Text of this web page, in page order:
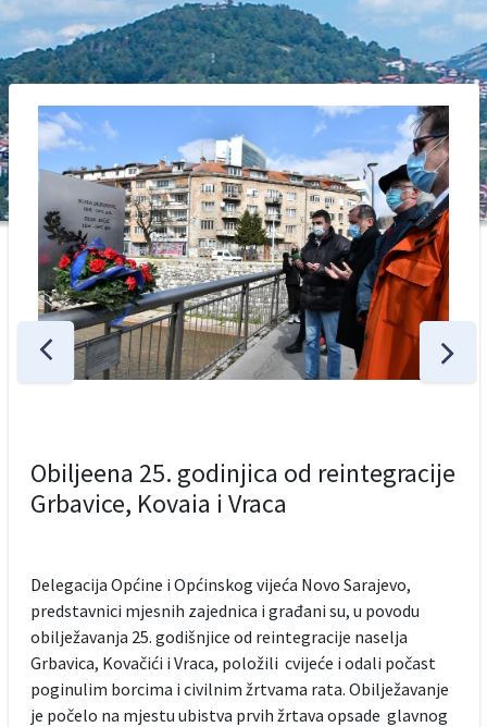
Obiljeena 25. godinjica od reintegracije
Grbavice, Kovaia i Vraca
Delegacija Općine i Općinskog vijeća Novo Sarajevo,
predstavnici mjesnih zajednica i građani su, u povodu
obilježavanja 25. godišnjice od reintegracije naselja
Grbavica, Kovačići i Vraca, položili cvijeće i odali počast
poginulim borcima i civilnim žrtvama rata. Obilježavanje
je počelo na mjestu ubistva prvih žrtava opsade glavnog